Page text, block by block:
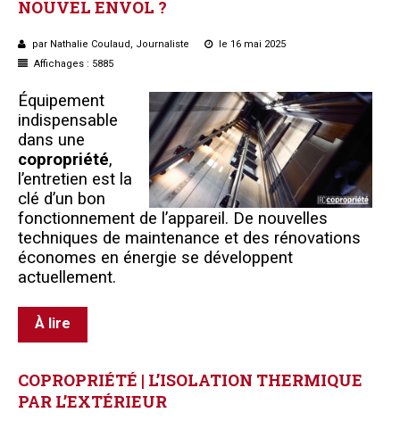
NOUVEL ENVOL ?
par Nathalie Coulaud, Journaliste
le 16 mai 2025
Affichages : 5885
Équipement
indispensable
dans une
copropriété,
l’entretien est la
clé d’un bon
fonctionnement de l’appareil. De nouvelles
techniques de maintenance et des rénovations
économes en énergie se développent
actuellement.
À lire
COPROPRIÉTÉ | L’ISOLATION THERMIQUE
PAR L’EXTÉRIEUR